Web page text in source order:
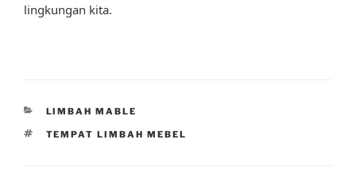
lingkungan kita.
CATEGORIES
LIMBAH MABLE
TAGS
TEMPAT LIMBAH MEBEL